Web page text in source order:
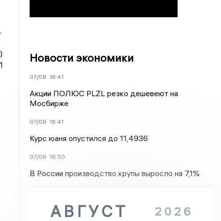
Новости экономики
07/08 18:41
Акции ПОЛЮС PLZL резко дешевеют на
Мосбирже
07/08 18:41
Курс юаня опустился до 11,4936
07/08 16:50
В России производство крупы выросло на 7,1%
АВГУСТ 2026